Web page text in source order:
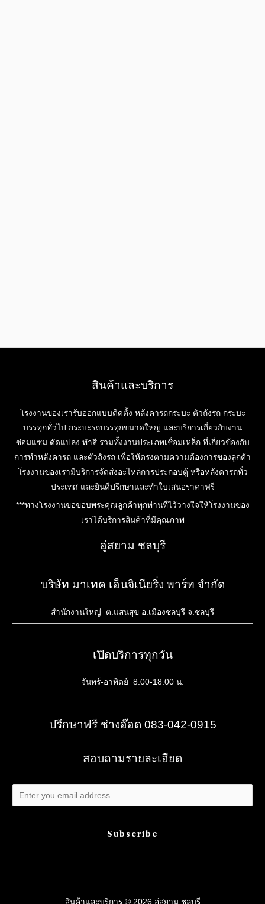
สินค้าและบริการ
โรงงานของเรารับออกแบบติดตั้ง หลังคารถกระบะ ตัวถังรถ กระบะ
บรรทุกทั่วไป กระบะรถบรรทุกขนาดใหญ่ และบริการเกี่ยวกับงาน
ซ่อมแซม ดัดแปลง ทำสี รวมทั้งงานประเภทเชื่อมเหล็ก ที่เกี่ยวข้องกับ
การทำหลังคารถ และตัวถังรถ เพื่อให้ตรงตามความต้องการของลูกค้า
โรงงานของเรามีบริการจัดส่งอะไหล่การประกอบตู้ หรือหลังคารถทั่ว
ประเทศ และยินดีปรึกษาและทำใบเสนอราคาฟรี
***ทางโรงงานขอขอบพระคุณลูกค้าทุกท่านที่ไว้วางใจให้โรงงานของ
เราได้บริการสินค้าที่มีคุณภาพ
อู่สยาม ชลบุรี
บริษัท มาเทค เอ็นจิเนียริ่ง พาร์ท จำกัด
สำนักงานใหญ่ ต.แสนสุข อ.เมืองชลบุรี จ.ชลบุรี
เปิดบริการทุกวัน
จันทร์-อาทิตย์ 8.00-18.00 น.
ปรึกษาฟรี ช่างอ๊อด 083-042-0915
สอบถามรายละเอียด
Subscribe
สินค้าและบริการ © 2026 อู่สยาม ชลบุรี